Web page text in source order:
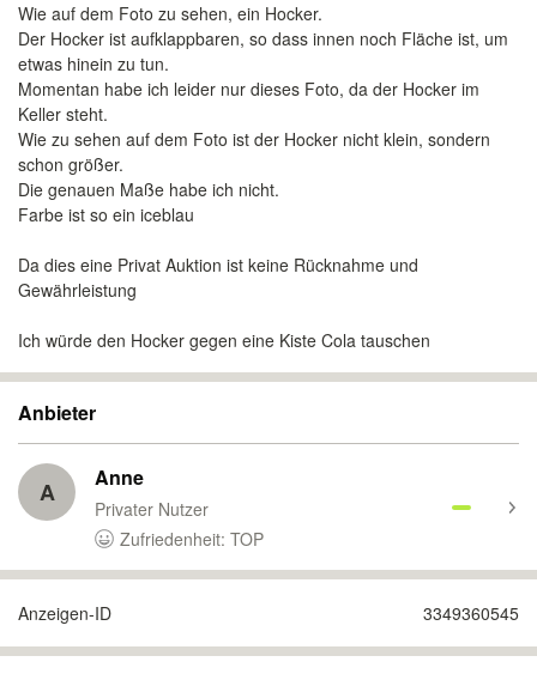
Wie auf dem Foto zu sehen, ein Hocker.
Der Hocker ist aufklappbaren, so dass innen noch Fläche ist, um
etwas hinein zu tun.
Momentan habe ich leider nur dieses Foto, da der Hocker im
Keller steht.
Wie zu sehen auf dem Foto ist der Hocker nicht klein, sondern
schon größer.
Die genauen Maße habe ich nicht.
Farbe ist so ein iceblau
Da dies eine Privat Auktion ist keine Rücknahme und
Gewährleistung
Ich würde den Hocker gegen eine Kiste Cola tauschen
Anbieter
A Anne
Privater Nutzer
Zufriedenheit: TOP
Anzeigen-ID 3349360545